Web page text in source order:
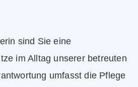
sind Sie eine
im Alltag unserer betreuten
umfasst die Pflege